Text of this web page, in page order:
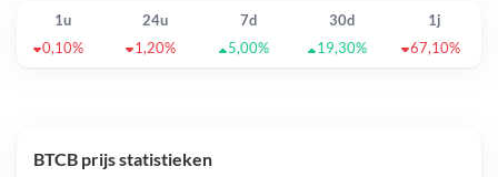
1u 24u 7d 30d
1j
0,10%
1,20% 5,00% 19,30% 67,10%
BTCB prijs statistieken